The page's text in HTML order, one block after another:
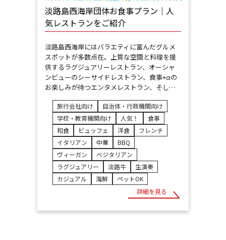
淡路島西海岸団体お食事プラン｜人
気レストランをご紹介
淡路島西海岸にはバラエティに富んだグルメ
スポットが多数点在。上質な空間と料理を提
供するラグジュアリーレストラン、オーシャ
ンビューのシーサイドレストラン、食事+αの
お楽しみが待つエンタメレストラン、そし…
旅行会社向け
自治体・行政機関向け
学校・教育機関向け
人気！
食事
和食
ビュッフェ 洋食
フレンチ
イタリアン
中華
BBQ
ヴィーガン
ベジタリアン
ラグジュアリー
淡路牛
生演奏
カジュアル
海鮮
ペットOK
詳細を見る